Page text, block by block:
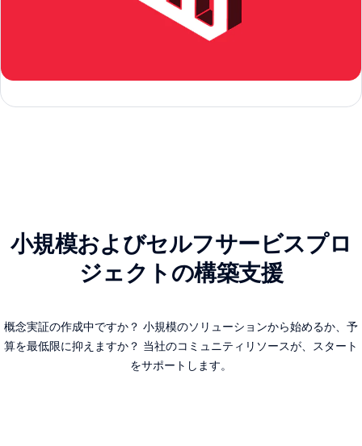
小規模およびセルフサービスプロ
ジェクトの構築支援
概念実証の作成中ですか？ 小規模のソリューションから始めるか、予
算を最低限に抑えますか？ 当社のコミュニティリソースが、スタート
をサポートします。